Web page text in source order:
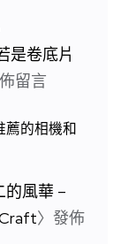
是卷底片
留言
薦的相機和
的風華 –
〉發佈